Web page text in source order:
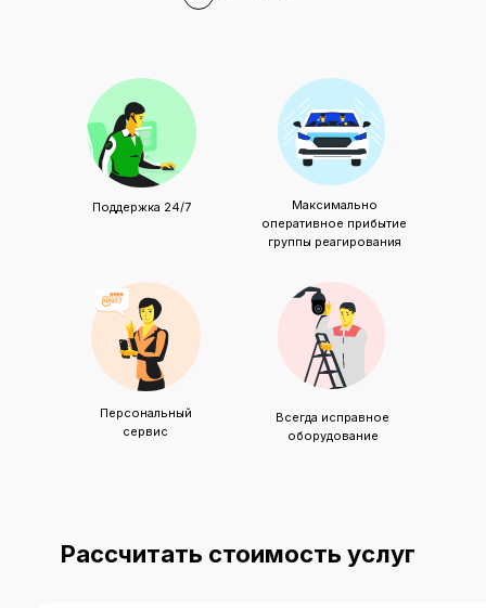
Поддержка 24/7
Максимально
оперативное прибытие
группы реагирования
Всегда исправное
оборудование
Персональный
сервис
Рассчитать стоимость услуг